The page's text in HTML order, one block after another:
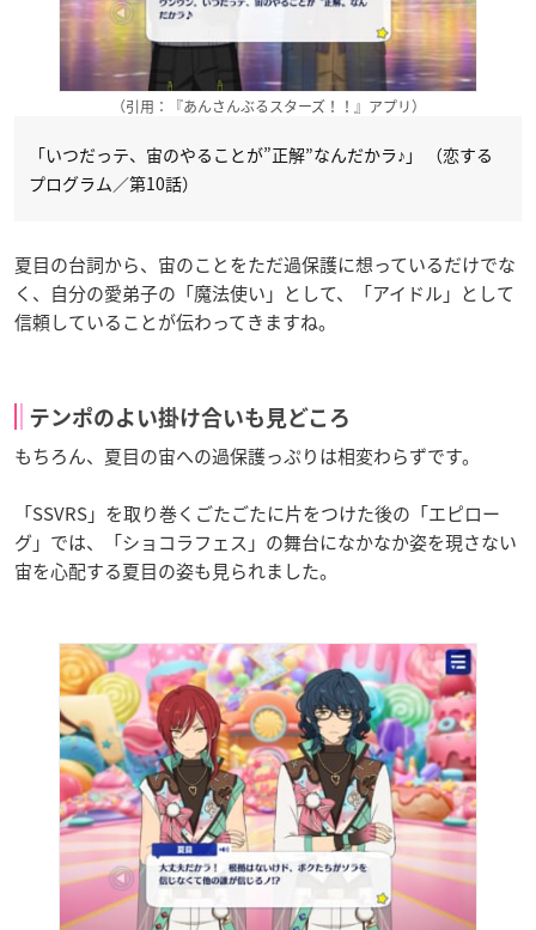
（引用：『あんさんぶるスターズ！！』アプリ）
「いつだっテ、宙のやることが”正解”なんだかラ♪」 （恋する
プログラム／第10話）
夏目の台詞から、宙のことをただ過保護に想っているだけでな
く、自分の愛弟子の「魔法使い」として、「アイドル」として
信頼していることが伝わってきますね。
テンポのよい掛け合いも見どころ
もちろん、夏目の宙への過保護っぷりは相変わらずです。
「SSVRS」を取り巻くごたごたに片をつけた後の「エピロー
グ」では、「ショコラフェス」の舞台になかなか姿を現さない
宙を心配する夏目の姿も見られました。